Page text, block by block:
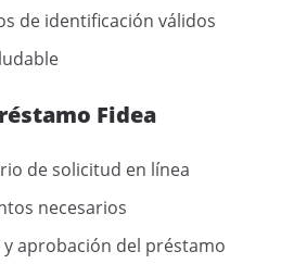
de identificación válidos
Fidea
de solicitud en línea
necesarios
aprobación del préstamo